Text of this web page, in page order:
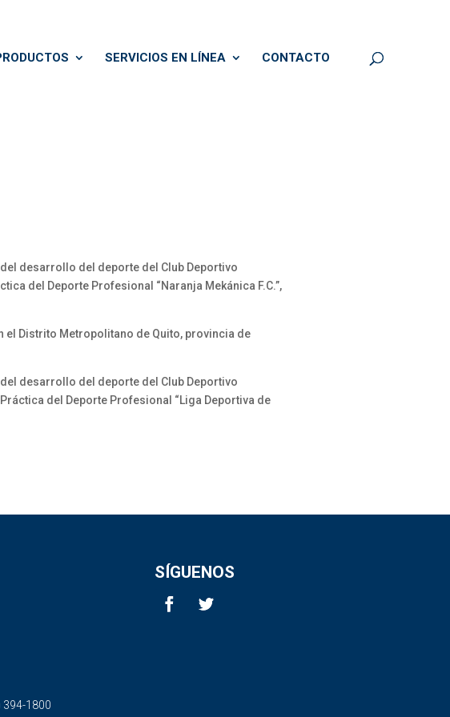
SERVICIOS EN LÍNEA CONTACTO
desarrollo del deporte del Club Deportivo
del Deporte Profesional “Naranja Mekánica F.C.”,
el Distrito Metropolitano de Quito, provincia de
desarrollo del deporte del Club Deportivo
del Deporte Profesional “Liga Deportiva de
SÍGUENOS
394-1800